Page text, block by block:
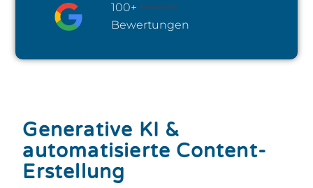
100+ ⭐⭐⭐⭐⭐
Bewertungen
Generative KI &
automatisierte Content-
Erstellung